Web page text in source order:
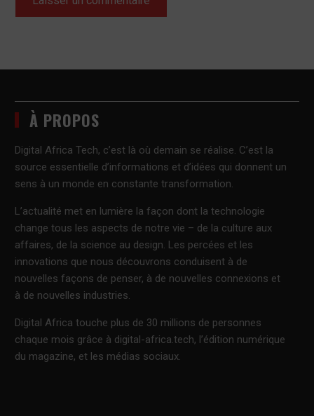
À PROPOS
Digital Africa Tech, c’est là où demain se réalise. C’est la
source essentielle d’informations et d’idées qui donnent un
sens à un monde en constante transformation.
L’actualité met en lumière la façon dont la technologie
change tous les aspects de notre vie – de la culture aux
affaires, de la science au design. Les percées et les
innovations que nous découvrons conduisent à de
nouvelles façons de penser, à de nouvelles connexions et
à de nouvelles industries.
Digital Africa touche plus de 30 millions de personnes
chaque mois grâce à digital-africa.tech, l’édition numérique
du magazine, et les médias sociaux.